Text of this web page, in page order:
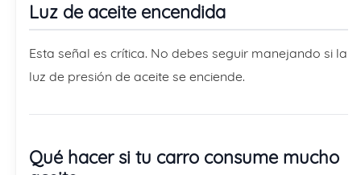
Luz de aceite encendida
Esta señal es crítica. No debes seguir manejando si la
luz de presión de aceite se enciende.
Qué hacer si tu carro consume mucho